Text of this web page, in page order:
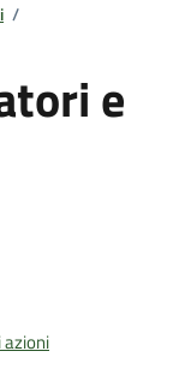
/
e
azioni